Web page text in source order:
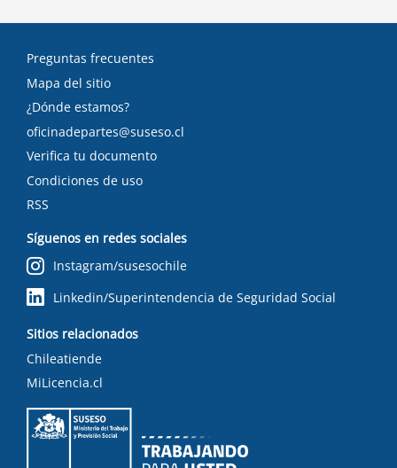
Preguntas frecuentes
Mapa del sitio
¿Dónde estamos?
oficinadepartes@suseso.cl
Verifica tu documento
Condiciones de uso
RSS
Síguenos en redes sociales
Instagram/susesochile
Linkedin/Superintendencia de Seguridad Social
Sitios relacionados
Chileatiende
MiLicencia.cl